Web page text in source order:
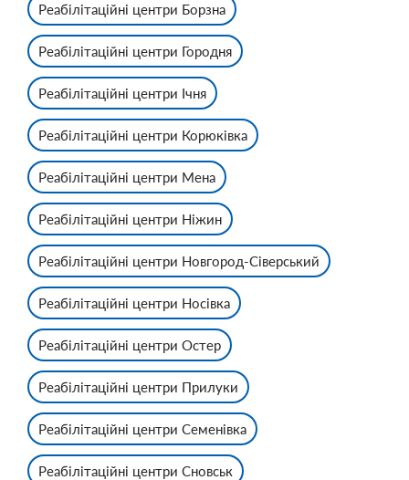
Реабілітаційні центри Борзна
Реабілітаційні центри Городня
Реабілітаційні центри Ічня
Реабілітаційні центри Корюківка
Реабілітаційні центри Мена
Реабілітаційні центри Ніжин
Реабілітаційні центри Новгород-Сіверський
Реабілітаційні центри Носівка
Реабілітаційні центри Остер
Реабілітаційні центри Прилуки
Реабілітаційні центри Семенівка
Реабілітаційні центри Сновськ